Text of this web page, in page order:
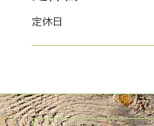
定休日